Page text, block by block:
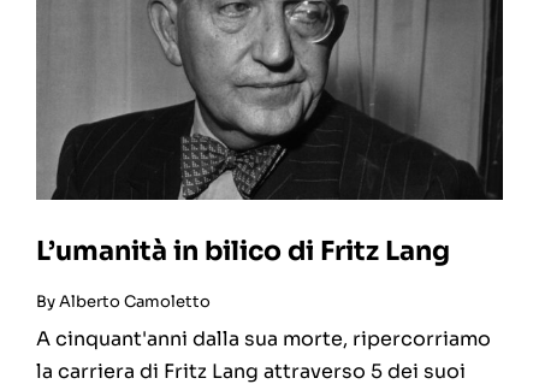
L’umanità in bilico di Fritz Lang
ByAlberto Camoletto
A cinquant'anni dalla sua morte, ripercorriamo
la carriera di Fritz Lang attraverso 5 dei suoi